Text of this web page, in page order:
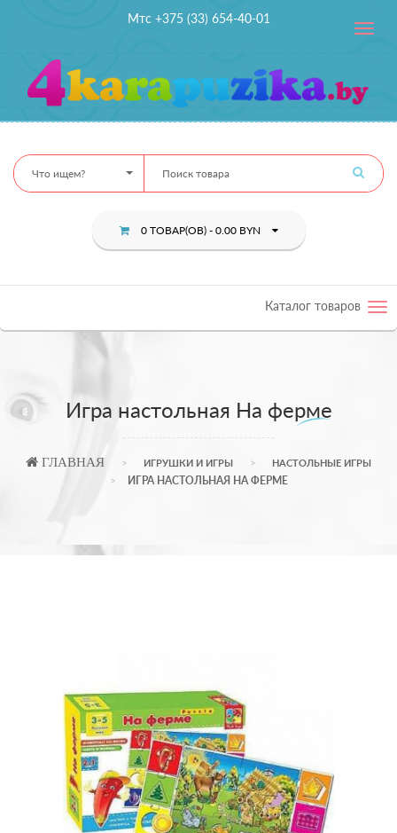
Мтс +375 (33) 654-40-01
Toggle
Что ищем?
0 ТОВАР(ОВ) - 0.00 BYN
Каталог товаров
Игра настольная На ферме
ГЛАВНАЯ ИГРУШКИ И ИГРЫ НАСТОЛЬНЫЕ ИГРЫ
ИГРА НАСТОЛЬНАЯ НА ФЕРМЕ